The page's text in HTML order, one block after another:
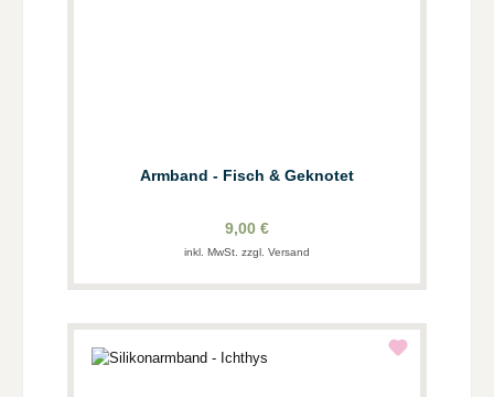
Armband - Fisch & Geknotet
9,00 €
inkl. MwSt. zzgl. Versand